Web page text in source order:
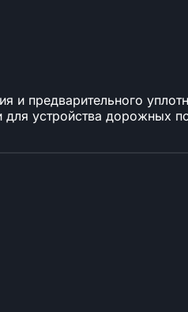
и предварительного
устройства дорожных